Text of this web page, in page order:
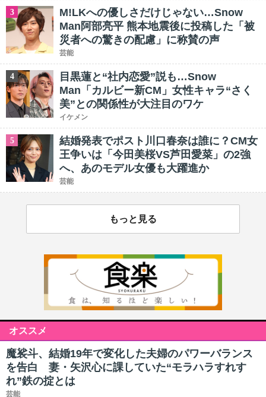
3
M!LKへの優しさだけじゃない…Snow
Man阿部亮平 熊本地震後に投稿した「被
災者への驚きの配慮」に称賛の声
芸能
4
目黒蓮と“社内恋愛”説も…Snow
Man「カルビー新CM」女性キャラ“さく
美”との関係性が大注目のワケ
イケメン
5
結婚発表でポスト川口春奈は誰に？CM女
王争いは「今田美桜VS芦田愛菜」の2強
へ、あのモデル女優も大躍進か
芸能
もっと見る
オススメ
魔裟斗、結婚19年で変化した夫婦のパワーバランス
を告白 妻・矢沢心に課していた“モラハラすれす
れ”鉄の掟とは
芸能